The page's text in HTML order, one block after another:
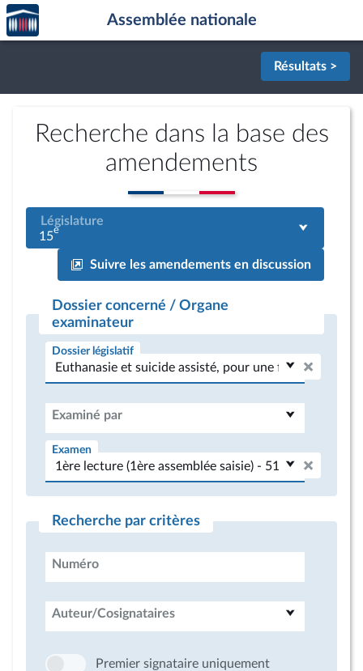
Aller au contenu
Aller en bas de la page
Accèder
à la
page
Assemblée nationale
Résultats >
Recherche dans la base des
amendements
Législature
15e
Suivre les amendements en discussion
Dossier concerné / Organe
examinateur
Dossier législatif
Examiné par
Examen
Recherche par critères
Numéro
Auteur/Cosignataires
Premier signataire uniquement